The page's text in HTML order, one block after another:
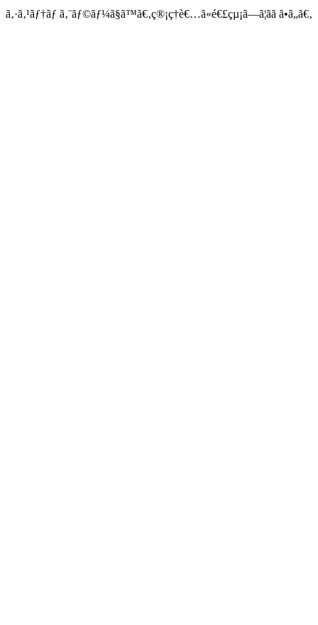
ã‚·ã‚¹ãƒ†ãƒ ã‚¨ãƒ©ãƒ¼ã§ã™ã€‚ç®¡ç†è€…ã«é€£çµ¡ã—ã¦ãã ã•ã„ã€‚